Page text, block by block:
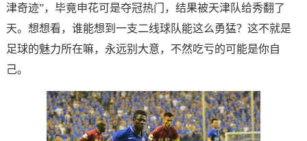
津奇迹”，毕竟申花可是夺冠热门，结果被天津队给秀翻了
天。想想看，谁能想到一支二线球队能这么勇猛？这不就是
足球的魅力所在嘛，永远别大意，不然吃亏的可能是你自
己。